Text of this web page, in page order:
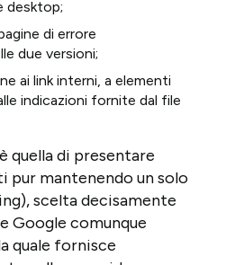
desktop;
di errore
due versioni;
ai link interni, a elementi
indicazioni fornite dal file
quella di presentare
mantenendo un solo
scelta decisamente
Google comunque
quale fornisce